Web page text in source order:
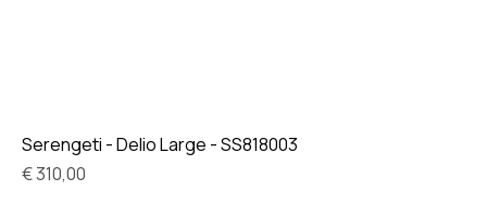
Serengeti - Delio Large - SS818003
Prijs
€ 310,00